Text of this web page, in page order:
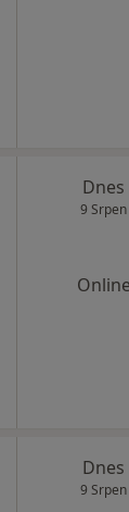
Dnes
9 Srpen
Dnes
9 Srpen